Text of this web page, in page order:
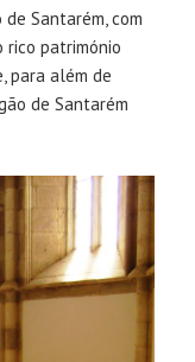
Santarém, com
rico património
para além de
de Santarém